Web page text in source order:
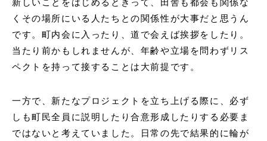
くその場所にいる人たちとの関係性が大事だと思うん
です。町内会に入ったり、道で会えば挨拶をしたり。
当たり前かもしれませんが、年齢や立場を問わずリス
ペクトを持って接することは大前提です。
一方で、新たなプロジェクトを立ち上げる際に、必ず
しも町民全員に説明したり合意形成したりする必要ま
ではないと考えていました。日常の先で結果的に輪が